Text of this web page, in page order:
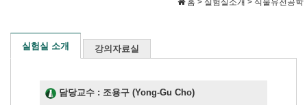
홈 > 실험실소개 > 식물유전공학
실험실 소개 강의자료실
담당교수 : 조용구 (Yong-Gu Cho)